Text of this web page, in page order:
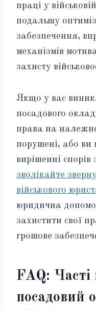
праці у
подальшу
забезпечення,
механізмів
захисту
Якщо у вас
посадового
права на
порушені, або ви
вирішенні
зволікайте
військового
юридична
захистити свої
грошове
FAQ: Часті
посадовий